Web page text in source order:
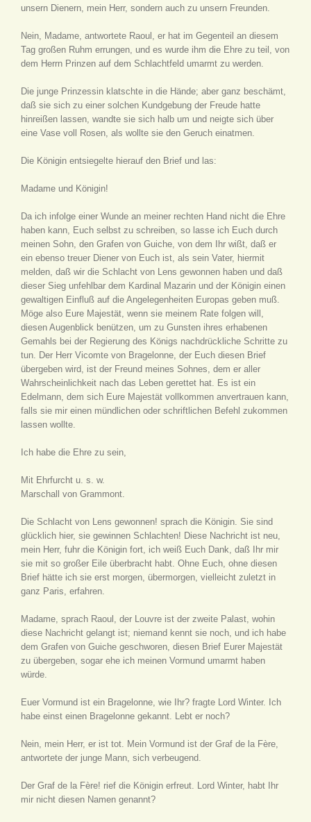
unsern Dienern, mein Herr, sondern auch zu unsern Freunden.
Nein, Madame, antwortete Raoul, er hat im Gegenteil an diesem
Tag großen Ruhm errungen, und es wurde ihm die Ehre zu teil, von
dem Herrn Prinzen auf dem Schlachtfeld umarmt zu werden.
Die junge Prinzessin klatschte in die Hände; aber ganz beschämt,
daß sie sich zu einer solchen Kundgebung der Freude hatte
hinreißen lassen, wandte sie sich halb um und neigte sich über
eine Vase voll Rosen, als wollte sie den Geruch einatmen.
Die Königin entsiegelte hierauf den Brief und las:
Madame und Königin!
Da ich infolge einer Wunde an meiner rechten Hand nicht die Ehre
haben kann, Euch selbst zu schreiben, so lasse ich Euch durch
meinen Sohn, den Grafen von Guiche, von dem Ihr wißt, daß er
ein ebenso treuer Diener von Euch ist, als sein Vater, hiermit
melden, daß wir die Schlacht von Lens gewonnen haben und daß
dieser Sieg unfehlbar dem Kardinal Mazarin und der Königin einen
gewaltigen Einfluß auf die Angelegenheiten Europas geben muß.
Möge also Eure Majestät, wenn sie meinem Rate folgen will,
diesen Augenblick benützen, um zu Gunsten ihres erhabenen
Gemahls bei der Regierung des Königs nachdrückliche Schritte zu
tun. Der Herr Vicomte von Bragelonne, der Euch diesen Brief
übergeben wird, ist der Freund meines Sohnes, dem er aller
Wahrscheinlichkeit nach das Leben gerettet hat. Es ist ein
Edelmann, dem sich Eure Majestät vollkommen anvertrauen kann,
falls sie mir einen mündlichen oder schriftlichen Befehl zukommen
lassen wollte.
Ich habe die Ehre zu sein,
Mit Ehrfurcht u. s. w.
Marschall von Grammont.
Die Schlacht von Lens gewonnen! sprach die Königin. Sie sind
glücklich hier, sie gewinnen Schlachten! Diese Nachricht ist neu,
mein Herr, fuhr die Königin fort, ich weiß Euch Dank, daß Ihr mir
sie mit so großer Eile überbracht habt. Ohne Euch, ohne diesen
Brief hätte ich sie erst morgen, übermorgen, vielleicht zuletzt in
ganz Paris, erfahren.
Madame, sprach Raoul, der Louvre ist der zweite Palast, wohin
diese Nachricht gelangt ist; niemand kennt sie noch, und ich habe
dem Grafen von Guiche geschworen, diesen Brief Eurer Majestät
zu übergeben, sogar ehe ich meinen Vormund umarmt haben
würde.
Euer Vormund ist ein Bragelonne, wie Ihr? fragte Lord Winter. Ich
habe einst einen Bragelonne gekannt. Lebt er noch?
Nein, mein Herr, er ist tot. Mein Vormund ist der Graf de la Fère,
antwortete der junge Mann, sich verbeugend.
Der Graf de la Fère! rief die Königin erfreut. Lord Winter, habt Ihr
mir nicht diesen Namen genannt?